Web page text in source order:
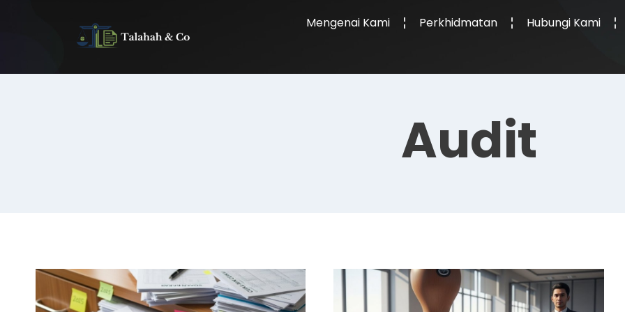
Mengenai Kami Perkhidmatan Hubungi Kami
Audit